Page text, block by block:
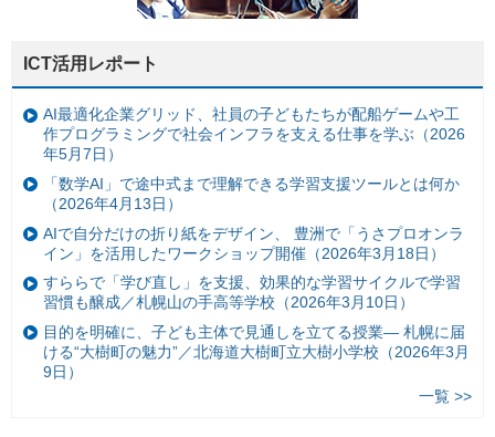
ICT活用レポート
AI最適化企業グリッド、社員の子どもたちが配船ゲームや工
作プログラミングで社会インフラを支える仕事を学ぶ（2026
年5月7日）
「数学AI」で途中式まで理解できる学習支援ツールとは何か
（2026年4月13日）
AIで自分だけの折り紙をデザイン、 豊洲で「うさプロオンラ
イン」を活用したワークショップ開催（2026年3月18日）
すららで「学び直し」を支援、効果的な学習サイクルで学習
習慣も醸成／札幌山の手高等学校（2026年3月10日）
目的を明確に、子ども主体で見通しを立てる授業— 札幌に届
ける“大樹町の魅力”／北海道大樹町立大樹小学校（2026年3月
9日）
一覧 >>